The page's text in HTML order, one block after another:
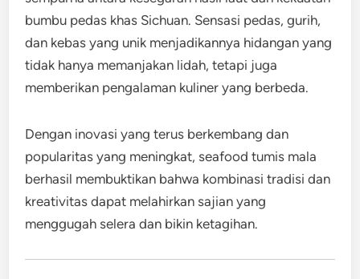
bumbu pedas khas Sichuan. Sensasi pedas, gurih,
dan kebas yang unik menjadikannya hidangan yang
tidak hanya memanjakan lidah, tetapi juga
memberikan pengalaman kuliner yang berbeda.
Dengan inovasi yang terus berkembang dan
popularitas yang meningkat, seafood tumis mala
berhasil membuktikan bahwa kombinasi tradisi dan
kreativitas dapat melahirkan sajian yang
menggugah selera dan bikin ketagihan.